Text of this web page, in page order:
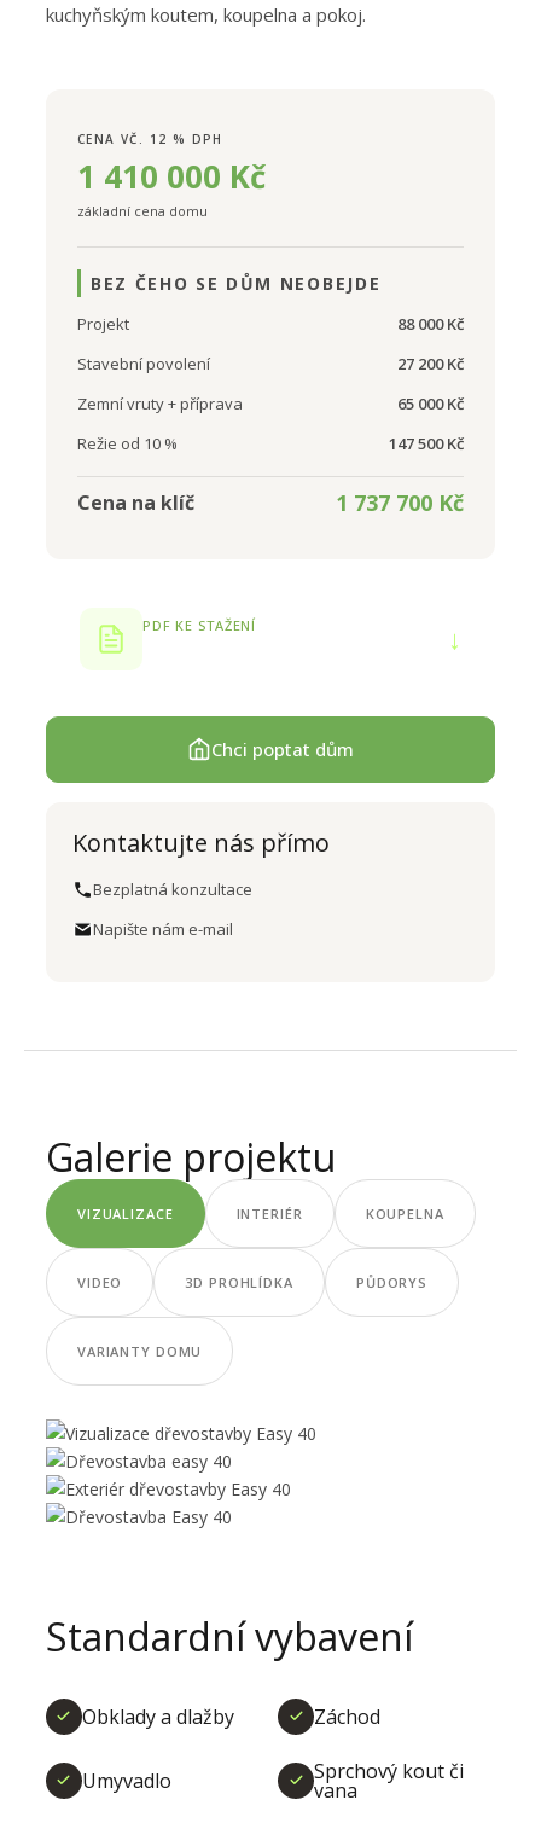
kuchyňským koutem, koupelna a pokoj.
CENA VČ. 12 % DPH
1 410 000 Kč
základní cena domu
BEZ ČEHO SE DŮM NEOBEJDE
Projekt
88 000 Kč
Stavební povolení
27 200 Kč
Zemní vruty + příprava
65 000 Kč
Režie od 10 %
147 500 Kč
Cena na klíč 1 737 700 Kč
PDF KE STAŽENÍ ↓
Chci poptat dům
Kontaktujte nás přímo
Bezplatná konzultace
Napište nám e-mail
Standardní vybavení
Obklady a dlažby Záchod
Umyvadlo Sprchový kout či
vana
Galerie projektu
VIZUALIZACE INTERIÉR KOUPELNA
VIDEO 3D PROHLÍDKA PŮDORYS
VARIANTY DOMU